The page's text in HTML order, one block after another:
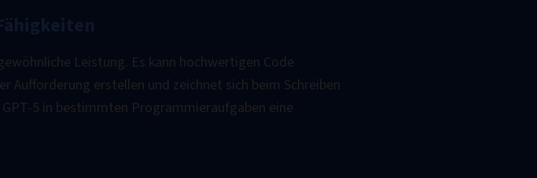
Leistung. Es kann hochwertigen Code
erstellen und zeichnet sich beim Schreiben
5 in bestimmten Programmieraufgaben eine